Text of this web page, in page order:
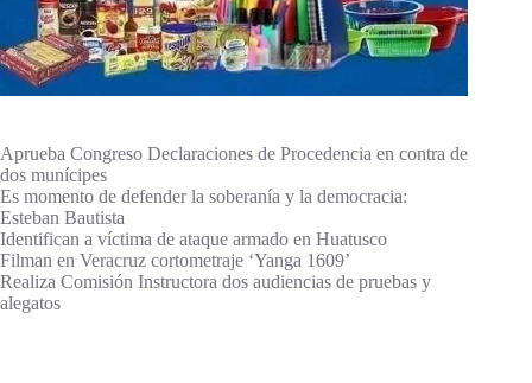
Aprueba Congreso Declaraciones de Procedencia en contra de
dos munícipes
Es momento de defender la soberanía y la democracia:
Esteban Bautista
Identifican a víctima de ataque armado en Huatusco
Filman en Veracruz cortometraje ‘Yanga 1609’
Realiza Comisión Instructora dos audiencias de pruebas y
alegatos